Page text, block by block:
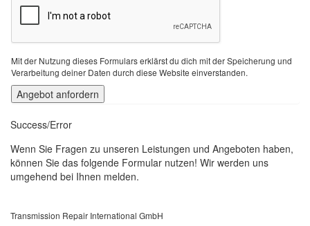
Mit der Nutzung dieses Formulars erklärst du dich mit der Speicherung und
Verarbeitung deiner Daten durch diese Website einverstanden.
Success/Error
Wenn Sie Fragen zu unseren Leistungen und Angeboten haben,
können Sie das folgende Formular nutzen! Wir werden uns
umgehend bei Ihnen melden.
Transmission Repair International GmbH